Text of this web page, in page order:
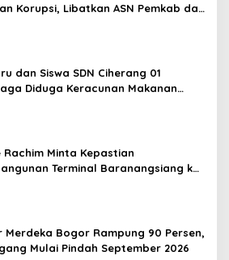
Korupsi, Libatkan ASN Pemkab dan
dan Siswa SDN Ciherang 01
Diduga Keracunan Makanan
Rachim Minta Kepastian
Terminal Baranangsiang ke
Merdeka Bogor Rampung 90 Persen,
Mulai Pindah September 2026